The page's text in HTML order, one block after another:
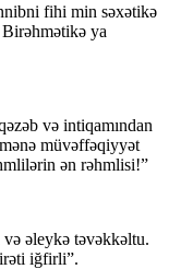
fihi min səxətikə
ya
və intiqamından
müvəffəqiyyət
ən rəhmlisi!”
əleykə təvəkkəltu.
iğfirli”.